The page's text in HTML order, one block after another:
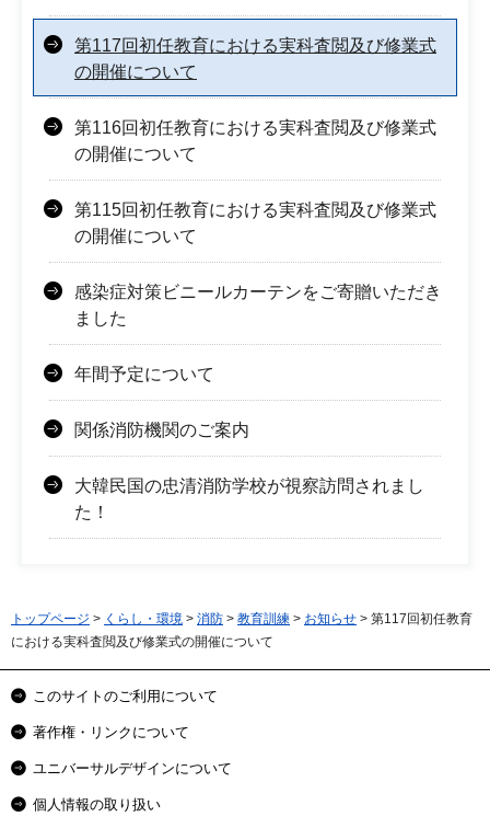
第117回初任教育における実科査閲及び修業式
の開催について
第116回初任教育における実科査閲及び修業式
の開催について
第115回初任教育における実科査閲及び修業式
の開催について
感染症対策ビニールカーテンをご寄贈いただき
ました
年間予定について
関係消防機関のご案内
大韓民国の忠清消防学校が視察訪問されまし
た！
トップページ > くらし・環境 > 消防 > 教育訓練 > お知らせ > 第117回初任教育
における実科査閲及び修業式の開催について
このサイトのご利用について
著作権・リンクについて
ユニバーサルデザインについて
個人情報の取り扱い